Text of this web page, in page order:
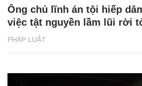
PHÁP LUẬT
Ông chủ lĩnh án tội hiếp
việc tật nguyền lầm lũi rời